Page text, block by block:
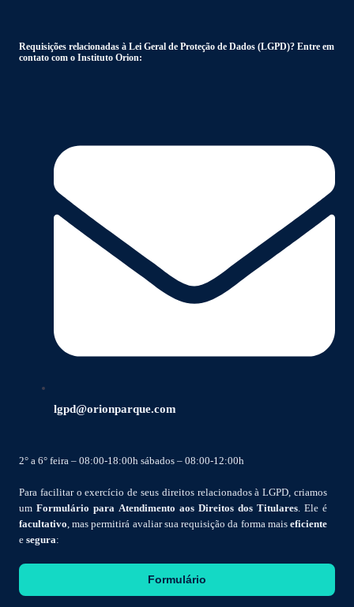
Requisições relacionadas à Lei Geral de Proteção de Dados (LGPD)? Entre em
contato com o Instituto Orion:
lgpd@orionparque.com
2° a 6° feira – 08:00-18:00h sábados – 08:00-12:00h
Para facilitar o exercício de seus direitos relacionados à LGPD, criamos
um Formulário para Atendimento aos Direitos dos Titulares . Ele é
facultativo , mas permitirá avaliar sua requisição da forma mais eficiente
e segura:
Formulário